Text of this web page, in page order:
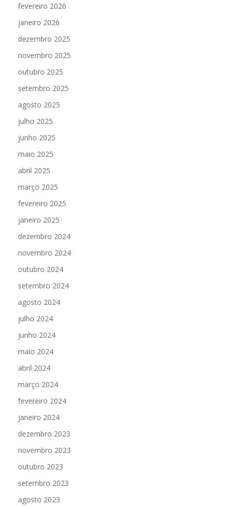
fevereiro 2026
janeiro 2026
dezembro 2025
novembro 2025
outubro 2025
setembro 2025
agosto 2025
julho 2025
junho 2025
maio 2025
abril 2025
março 2025
fevereiro 2025
janeiro 2025
dezembro 2024
novembro 2024
outubro 2024
setembro 2024
agosto 2024
julho 2024
junho 2024
maio 2024
abril 2024
março 2024
fevereiro 2024
janeiro 2024
dezembro 2023
novembro 2023
outubro 2023
setembro 2023
agosto 2023